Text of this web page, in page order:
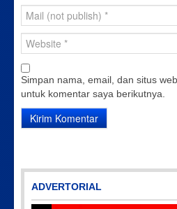
Simpan nama, email, dan situs
untuk komentar saya berikutnya.
ADVERTORIAL